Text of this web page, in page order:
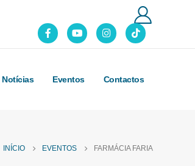
Notícias Eventos Contactos
INÍCIO EVENTOS FARMÁCIA FARIA